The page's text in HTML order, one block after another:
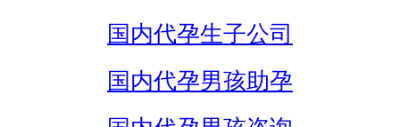
国内代孕生子公司
国内代孕男孩助孕